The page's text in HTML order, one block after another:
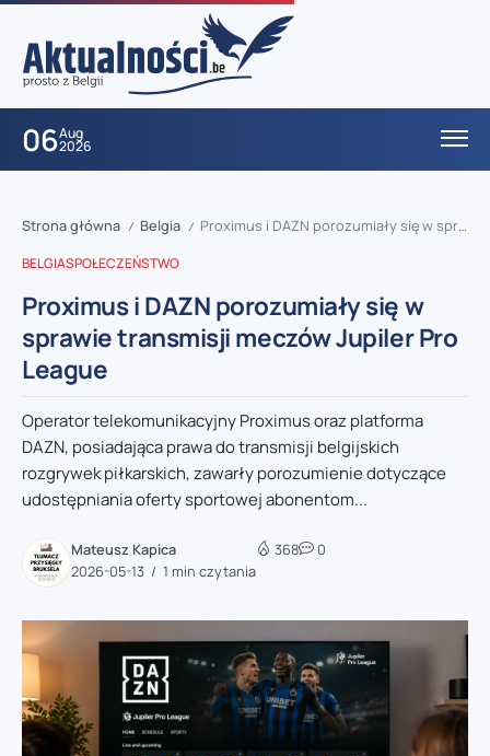
06Aug
2026
Strona główna / Belgia / Proximus i DAZN porozumiały się w sprawie transmisji meczów Jupiler Pro League
BELGIASPOŁECZEŃSTWO
Proximus i DAZN porozumiały się w
sprawie transmisji meczów Jupiler Pro
League
Operator telekomunikacyjny Proximus oraz platforma
DAZN, posiadająca prawa do transmisji belgijskich
rozgrywek piłkarskich, zawarły porozumienie dotyczące
udostępniania oferty sportowej abonentom...
Mateusz Kapica
2026-05-13
1 min czytania
368 0